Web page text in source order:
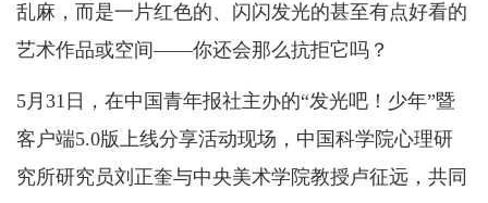
乱麻，而是一片红色的、闪闪发光的甚至有点好看的
艺术作品或空间——你还会那么抗拒它吗？
5月31日，在中国青年报社主办的“发光吧！少年”暨
客户端5.0版上线分享活动现场，中国科学院心理研
究所研究员刘正奎与中央美术学院教授卢征远，共同